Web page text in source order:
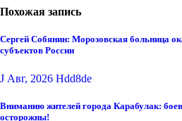
Похожая запись
Сергей Собянин: Морозовская больница
субъектов России
J Авг, 2026 Hdd8de
Вниманию жителей города Карабулак:
осторожны!